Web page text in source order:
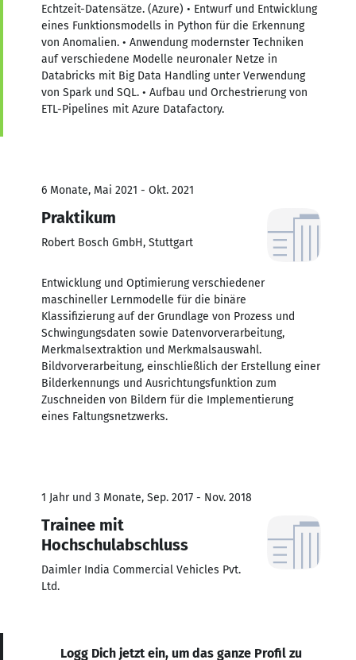
Echtzeit-Datensätze. (Azure) • Entwurf und Entwicklung
eines Funktionsmodells in Python für die Erkennung
von Anomalien. • Anwendung modernster Techniken
auf verschiedene Modelle neuronaler Netze in
Databricks mit Big Data Handling unter Verwendung
von Spark und SQL. • Aufbau und Orchestrierung von
ETL-Pipelines mit Azure Datafactory.
6 Monate, Mai 2021 - Okt. 2021
Praktikum
Robert Bosch GmbH, Stuttgart
Entwicklung und Optimierung verschiedener
maschineller Lernmodelle für die binäre
Klassifizierung auf der Grundlage von Prozess und
Schwingungsdaten sowie Datenvorverarbeitung,
Merkmalsextraktion und Merkmalsauswahl.
Bildvorverarbeitung, einschließlich der Erstellung einer
Bilderkennungs und Ausrichtungsfunktion zum
Zuschneiden von Bildern für die Implementierung
eines Faltungsnetzwerks.
1 Jahr und 3 Monate, Sep. 2017 - Nov. 2018
Trainee mit
Hochschulabschluss
Daimler India Commercial Vehicles Pvt.
Ltd.
Logg Dich jetzt ein, um das ganze Profil zu